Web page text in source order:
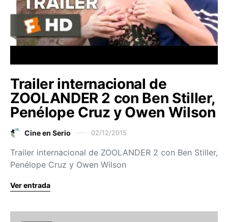
Trailer internacional de
ZOOLANDER 2 con Ben Stiller,
Penélope Cruz y Owen Wilson
Cine en Serio 02/12/2015
Trailer internacional de ZOOLANDER 2 con Ben Stiller,
Penélope Cruz y Owen Wilson
Ver entrada